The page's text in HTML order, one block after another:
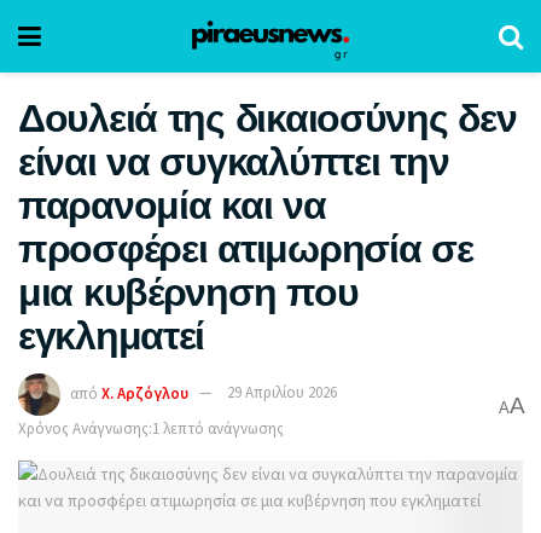
Δουλειά της δικαιοσύνης δεν
είναι να συγκαλύπτει την
παρανομία και να
προσφέρει ατιμωρησία σε
μια κυβέρνηση που
εγκληματεί
από Χ. Αρζόγλου
29 Απριλίου 2026
Χρόνος Ανάγνωσης:1 λεπτό ανάγνωσης
AA